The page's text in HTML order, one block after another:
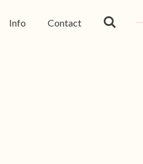
Info Contact